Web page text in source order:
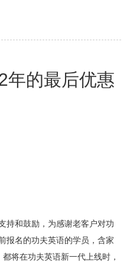
年的最后优惠
持和鼓励，为感谢老客户对功
报名的功夫英语的学员，含家
将在功夫英语新一代上线时，